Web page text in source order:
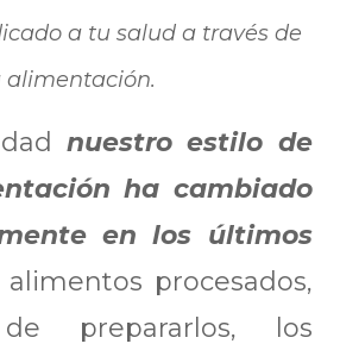
a tu salud a través de
alimentación.
nuestro estilo de
ha cambiado
en los últimos
alimentos procesados,
prepararlos, los